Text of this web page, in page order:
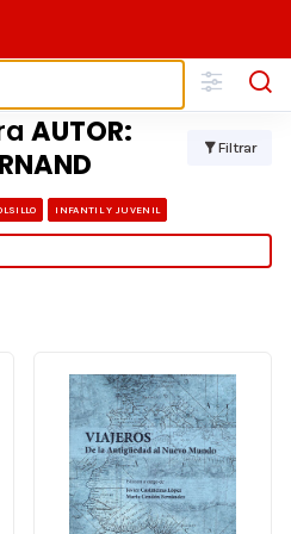
AUTOR:
Filtrar
INFANTIL Y JUVENIL